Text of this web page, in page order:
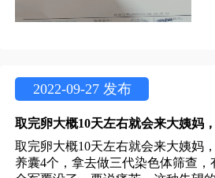
2022-09-27 发布
取完卵大概10天左右就会来大姨妈
养囊4个，拿去做三代染色体筛查